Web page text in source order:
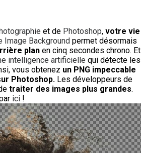
et de Photoshop, votre vie
Image Background permet désormais
plan en cinq secondes chrono. Et
intelligence artificielle qui détecte les
vous obtenez un PNG impeccable
Photoshop. Les développeurs de
traiter des images plus grandes.
ici !